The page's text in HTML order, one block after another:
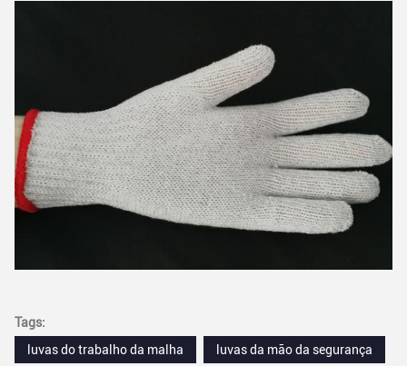
Tags:
luvas do trabalho da malha
luvas da mão da segurança